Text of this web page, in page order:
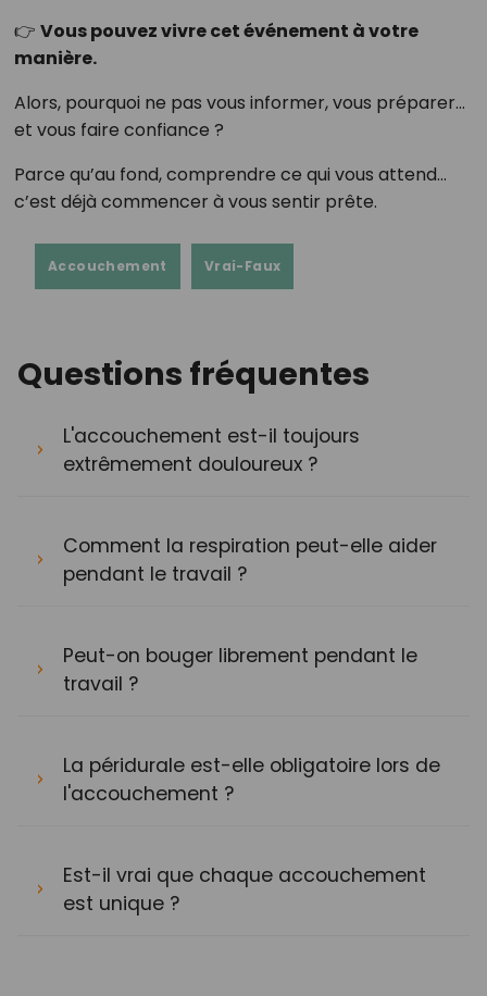
👉 Vous pouvez vivre cet événement à votre
manière.
Alors, pourquoi ne pas vous informer, vous préparer…
et vous faire confiance ?
Parce qu’au fond, comprendre ce qui vous attend…
c’est déjà commencer à vous sentir prête.
Accouchement Vrai-Faux
Questions fréquentes
L'accouchement est-il toujours
extrêmement douloureux ?
Comment la respiration peut-elle aider
pendant le travail ?
Peut-on bouger librement pendant le
travail ?
La péridurale est-elle obligatoire lors de
l'accouchement ?
Est-il vrai que chaque accouchement
est unique ?